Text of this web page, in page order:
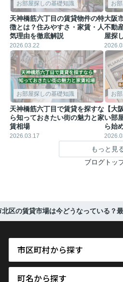
お部屋探しの基礎知識
天神橋筋六丁目の賃貸物件の特
徴とは？住みやすさ・家賃・人
気理由を徹底解説
2026.03.22
お
大阪
不動
屋探
お部屋探しの基礎知識
天神橋筋六丁目で賃貸を探すな
ら知っておきたい街の魅力と家
賃相場
2026.03.17
お
【大
い部
ら始
もっと見
ブログトッ
北区の賃貸市場は今どうなっている？
市区町村から探す
町名から探す